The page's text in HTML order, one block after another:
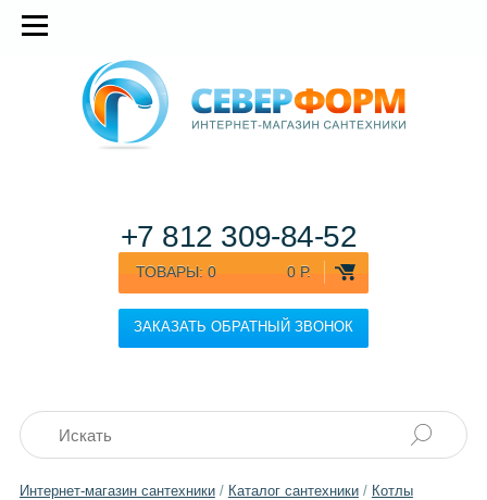
ТОВАРЫ: 0 0 Р.
ЗАКАЗАТЬ ОБРАТНЫЙ ЗВОНОК
+7 812 309-84-52
Интернет-магазин сантехники/ Каталог сантехники/ Котлы